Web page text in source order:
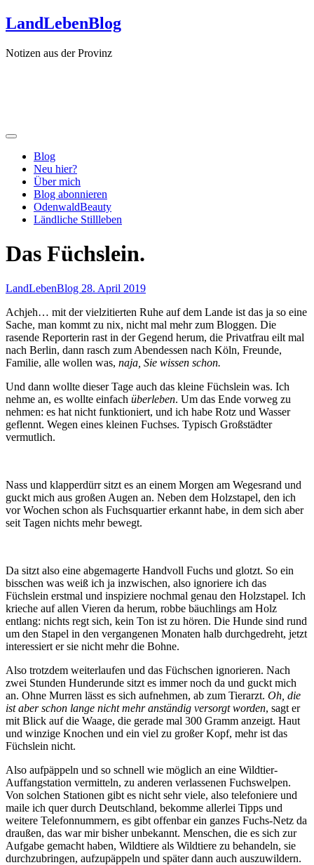
Zum
Inhalt
LandLebenBlog
Notizen aus der Provinz
Blog
Neu hier?
Über mich
Blog abonnieren
OdenwaldBeauty
Ländliche Stillleben
Das Füchslein.
LandLebenBlog 28. April 2019
Achjeh… mit der vielzitierten Ruhe auf dem Lande ist das ja so eine
Sache, man kommt zu nix, nicht mal mehr zum Bloggen. Die
rasende Reporterin rast in der Gegend herum, die Privatfrau eilt mal
nach Berlin, dann rasch zum Abendessen nach Köln, Freunde,
Familie, alle wollen was, naja, Sie wissen schon.
Und dann wollte dieser Tage auch das kleine Füchslein was. Ich
nehme an, es wollte einfach überleben. Um das Ende vorweg zu
nehmen: es hat nicht funktioniert, und ich habe Rotz und Wasser
geflennt. Wegen eines kleinen Fuchses. Typisch Großstädter
vermutlich.
Nass und klapperdürr sitzt es an einem Morgen am Wegesrand und
guckt mich aus großen Augen an. Neben dem Holzstapel, den ich
vor Wochen schon als Fuchsquartier erkannt habe, in dem sich aber
seit Tagen nichts mehr bewegt.
Da sitzt also eine abgemagerte Handvoll Fuchs und glotzt. So ein
bisschen was weiß ich ja inzwischen, also ignoriere ich das
Füchslein erstmal und inspiziere nochmal genau den Holzstapel. Ich
krieche auf allen Vieren da herum, robbe bäuchlings am Holz
entlang: nichts regt sich, kein Ton ist zu hören. Die Hunde sind rund
um den Stapel in den vergangenen Monaten halb durchgedreht, jetzt
interessiert er sie nicht mehr die Bohne.
Also trotzdem weiterlaufen und das Füchschen ignorieren. Nach
zwei Stunden Hunderunde sitzt es immer noch da und guckt mich
an. Ohne Murren lässt es sich aufnehmen, ab zum Tierarzt. Oh, die
ist aber schon lange nicht mehr anständig versorgt worden, sagt er
mit Blick auf die Waage, die gerade mal 300 Gramm anzeigt. Haut
und winzige Knochen und ein viel zu großer Kopf, mehr ist das
Füchslein nicht.
Also aufpäppeln und so schnell wie möglich an eine Wildtier-
Auffangstation vermitteln, zu anderen verlassenen Fuchswelpen.
Von solchen Stationen gibt es nicht sehr viele, also telefoniere und
maile ich quer durch Deutschland, bekomme allerlei Tipps und
weitere Telefonnummern, es gibt offenbar ein ganzes Fuchs-Netz da
draußen, das war mir bisher unbekannt. Menschen, die es sich zur
Aufgabe gemacht haben, Wildtiere als Wildtiere zu behandeln, sie
durchzubringen, aufzupäppeln und später dann auch auszuwildern.